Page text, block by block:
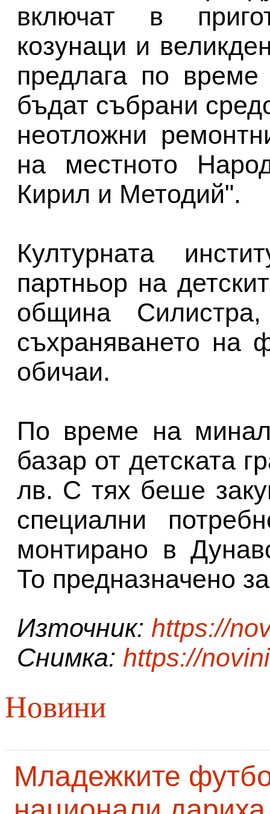
включат в
козунаци и
предлага по
бъдат събрани
неотложни
на местното
Кирил и Методий".
Културната
партньор на
община
съхраняването на
обичаи.
По време на
базар от детската
лв. С тях беше
специални
монтирано в
То предназначено
Източник: https://
Снимка: https://
Новини
Младежките